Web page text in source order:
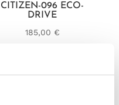
CITIZEN-096 ECO-
DRIVE
185,00 €